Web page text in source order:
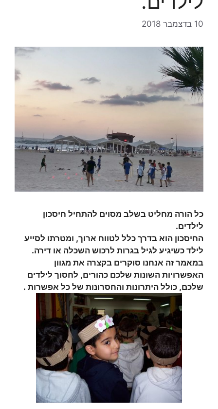
10 בדצמבר 2018
כל הורה מחליט בשלב מסוים להתחיל חיסכון
לילדים.
החיסכון הוא בדרך כלל לטווח ארוך, ומטרתו לסייע
לילד כשיגיע לגיל בגרות לרכוש השכלה או דירה.
במאמר זה אנחנו סוקרים בקצרה את מגוון
האפשרויות השונות שלכם כהורים, לחסוך לילדים
שלכם, כולל היתרונות והחסרונות של כל אפשרות .